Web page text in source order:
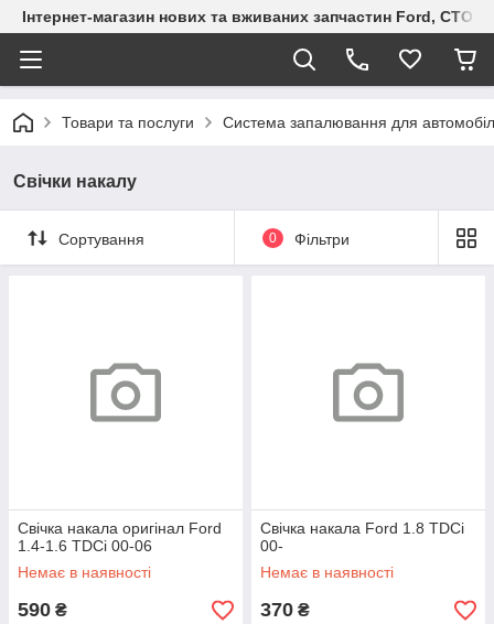
Інтернет-магазин нових та вживаних запчастин Ford, СТО
Товари та послуги Система запалювання для
Свічки накалу
Сортування 0 Фільтри
Свічка накала оригінал Ford
1.4-1.6 TDCi 00-06
Немає в наявності
590 ₴
Свічка накала Ford 1.8 TDCi
00-
Немає в наявності
370 ₴